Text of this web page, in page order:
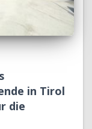
in Tirol
die